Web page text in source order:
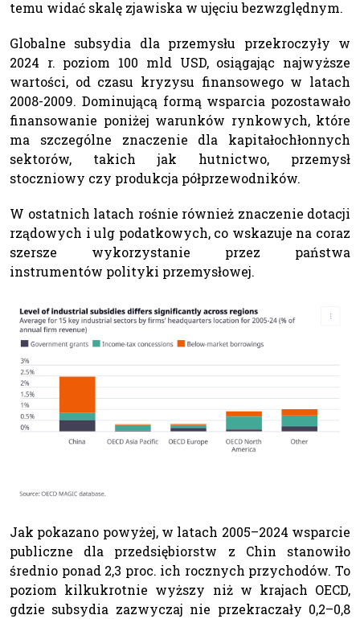
temu widać skalę zjawiska w ujęciu bezwzględnym.
Globalne subsydia dla przemysłu przekroczyły w
2024 r. poziom 100 mld USD, osiągając najwyższe
wartości, od czasu kryzysu finansowego w latach
2008-2009. Dominującą formą wsparcia pozostawało
finansowanie poniżej warunków rynkowych, które
ma szczególne znaczenie dla kapitałochłonnych
sektorów, takich jak hutnictwo, przemysł
stoczniowy czy produkcja półprzewodników.
W ostatnich latach rośnie również znaczenie dotacji
rządowych i ulg podatkowych, co wskazuje na coraz
szersze wykorzystanie przez państwa
instrumentów polityki przemysłowej.
Jak pokazano powyżej, w latach 2005–2024 wsparcie
publiczne dla przedsiębiorstw z Chin stanowiło
średnio ponad 2,3 proc. ich rocznych przychodów. To
poziom kilkukrotnie wyższy niż w krajach OECD,
gdzie subsydia zazwyczaj nie przekraczały 0,2–0,8